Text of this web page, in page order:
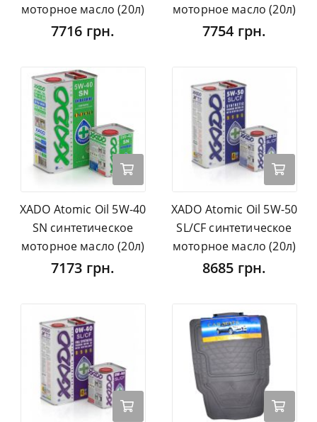
моторное масло (20л)
7716 грн.
моторное масло (20л)
7754 грн.
XADO Atomic Oil 5W-40
SN синтетическое
моторное масло (20л)
7173 грн.
XADO Atomic Oil 5W-50
SL/CF синтетическое
моторное масло (20л)
8685 грн.